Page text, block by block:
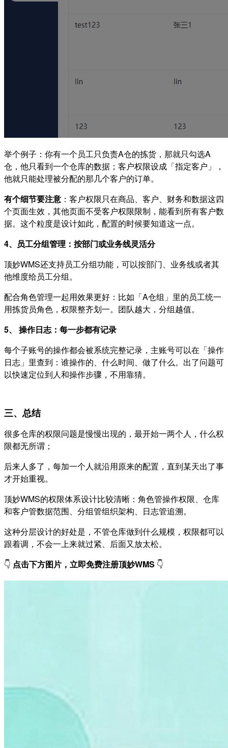
举个例子：你有一个员工只负责A仓的拣货，那就只勾选A
仓，他只看到一个仓库的数据；客户权限设成「指定客户」，
他就只能处理被分配的那几个客户的订单。
有个细节要注意 ：客户权限只在商品、客户、财务和数据这四
个页面生效，其他页面不受客户权限限制，能看到所有客户数
据。这个粒度是设计如此，配置的时候要知道这一点。
4、员工分组管理：按部门或业务线灵活分
顶妙WMS还支持员工分组功能，可以按部门、业务线或者其
他维度给员工分组。
配合角色管理一起用效果更好：比如「A仓组」里的员工统一
用拣货员角色，权限整齐划一。团队越大，分组越值。
5、 操作日志：每一步都有记录
每个子账号的操作都会被系统完整记录，主账号可以在「操作
日志」里查到：谁操作的、什么时间、做了什么。出了问题可
以快速定位到人和操作步骤，不用靠猜。
三、总结
很多仓库的权限问题是慢慢出现的，最开始一两个人，什么权
限都无所谓；
后来人多了，每加一个人就沿用原来的配置，直到某天出了事
才开始重视。
顶妙WMS的权限体系设计比较清晰：角色管操作权限、仓库
和客户管数据范围、分组管组织架构、日志管追溯。
这种分层设计的好处是，不管仓库做到什么规模，权限都可以
跟着调，不会一上来就过紧、后面又放太松。
👇 点击下方图片，立即免费注册顶妙WMS 👇